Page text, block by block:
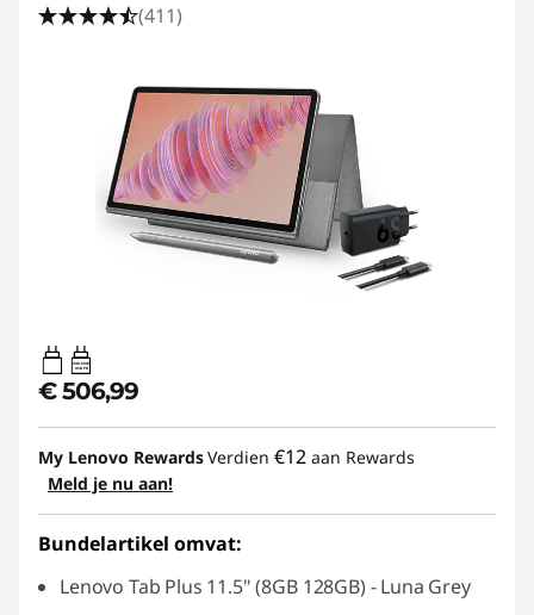
(411)
20W-60W
USB PD
€ 506,99
My Lenovo RewardsVerdien €12 aan Rewards
Meld je nu aan!
Bundelartikel omvat:
Lenovo Tab Plus 11.5" (8GB 128GB) - Luna Grey